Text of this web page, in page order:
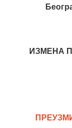
ИЗМЕНА